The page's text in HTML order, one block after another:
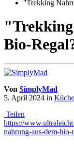
"Trekking
Bio-
Von SimplyMad
5. April 2024 in Küche
Teilen
https://
nahrung-aus-dem-bio-